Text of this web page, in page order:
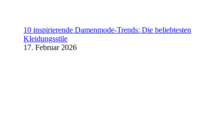
10 inspirierende Damenmode-Trends: Die beliebtesten
Kleidungsstile
17. Februar 2026